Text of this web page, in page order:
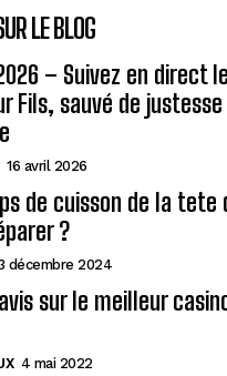
LE BLOG
– Suivez en direct
Fils, sauvé de
16 avril 2026
de cuisson de la tete
?
décembre 2024
sur le meilleur
4 mai 2022